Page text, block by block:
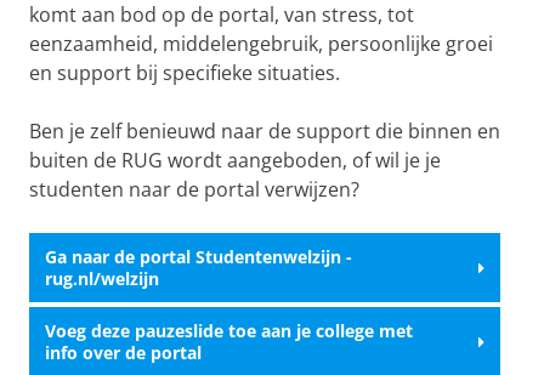
komt aan bod op de portal, van stress, tot
eenzaamheid, middelengebruik, persoonlijke groei
en support bij specifieke situaties.
Ben je zelf benieuwd naar de support die binnen en
buiten de RUG wordt aangeboden, of wil je je
studenten naar de portal verwijzen?
Ga naar de portal Studentenwelzijn -
rug.nl/welzijn
Voeg deze pauzeslide toe aan je college met
info over de portal